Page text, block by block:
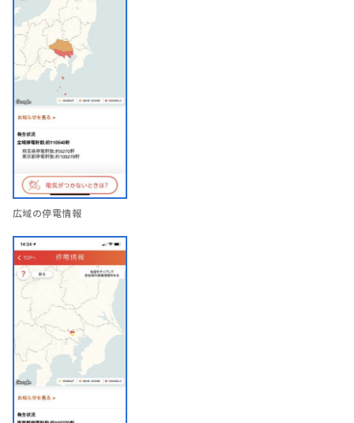
広域の停電情報